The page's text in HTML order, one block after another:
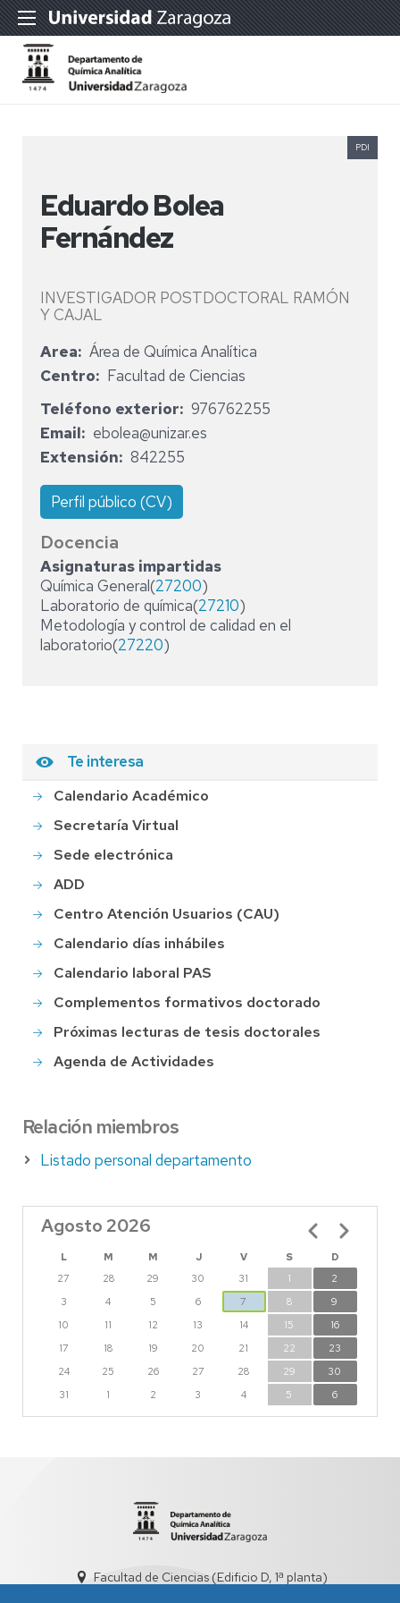
Eduardo Bolea
Fernández
INVESTIGADOR POSTDOCTORAL RAMÓN
Y CAJAL
PDI
Area
Área de Química Analítica
Centro
Facultad de Ciencias
Teléfono exterior
976762255
Email
ebolea@unizar.es
Extensión
842255
Perfil público (CV)
Docencia
Asignaturas impartidas
Química General(27200)
Laboratorio de química(27210)
Metodología y control de calidad en el
laboratorio(27220)
Te interesa
Calendario Académico
Secretaría Virtual
Sede electrónica
ADD
Centro Atención Usuarios (CAU)
Calendario días inhábiles
Calendario laboral PAS
Complementos formativos doctorado
Próximas lecturas de tesis doctorales
Agenda de Actividades
Relación miembros
Listado personal departamento
Agosto 2026
L M M J V S
D
27
28 29 30 31 1
2
3
4 5 6 7 8
9
10
11 12 13 14 15
16
17
18 19 20 21 22
23
24
25 26 27 28 29
30
31
1 2 3 4 5 6
Paginación
Facultad de Ciencias (Edificio D, 1ª planta)